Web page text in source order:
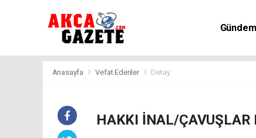
Gündem
Anasayfa Vefat Edenler Detay
HAKKI İNAL/ÇAVUŞLAR